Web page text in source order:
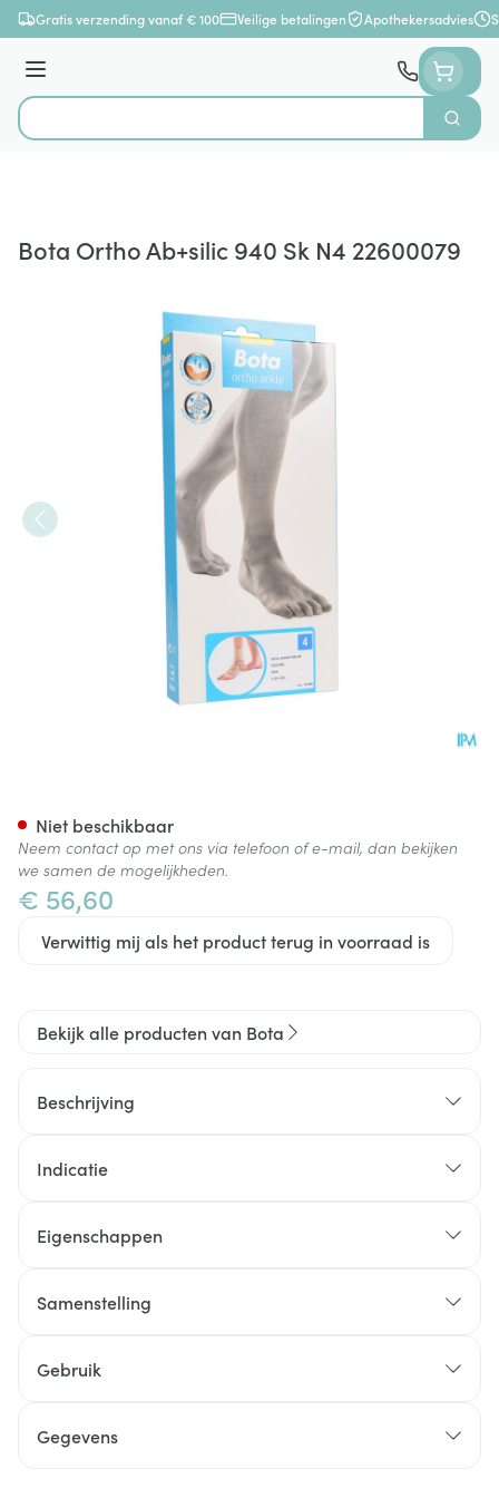
Ga naar de inhoud
Gratis verzending vanaf € 100 Veilige betalingen Apothekersadvies
Menu
Product, merk, categorie...
Zoek
Bota Ortho Ab+silic 940 Sk N4 22600079
€ 56,60
Verwittig mij als het product terug in voorraad is
Niet beschikbaar
Neem contact op met ons via telefoon of e-mail, dan bekijken
we samen de mogelijkheden.
Bekijk alle producten van Bota
Beschrijving
Indicatie
Eigenschappen
Samenstelling
Gebruik
Gegevens